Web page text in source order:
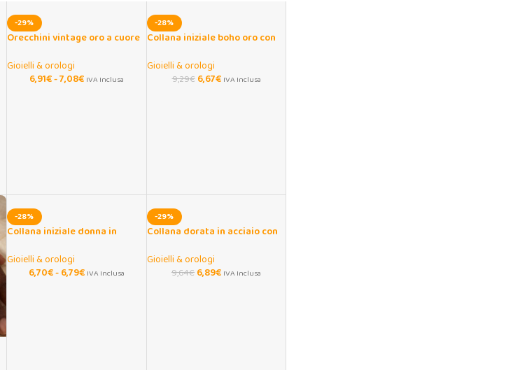
-29%
Orecchini vintage oro a cuore
Gioielli & orologi
6,91€-7,08€ IVA Inclusa
-28%
Collana iniziale boho oro con
Gioielli & orologi
9,29€ 6,67€ IVA Inclusa
-28%
Collana iniziale donna in
Gioielli & orologi
6,70€-6,79€ IVA Inclusa
-29%
Collana dorata in acciaio con
Gioielli & orologi
9,64€6,89€ IVA Inclusa